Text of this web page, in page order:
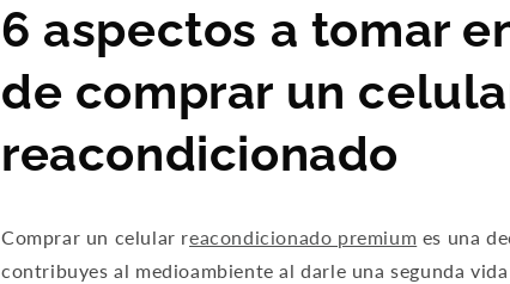
6 aspectos a tomar
de comprar un
reacondicionado
Comprar un celular reacondicionado premium es una
contribuyes al medioambiente al darle una segunda